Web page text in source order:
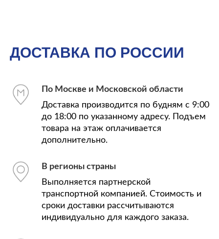
ДОСТАВКА ПО РОССИИ
По Москве и Московской области
Доставка производится по будням с 9:00
до 18:00 по указанному адресу. Подъем
товара на этаж оплачивается
дополнительно.
В регионы страны
Выполняется партнерской
транспортной компанией. Стоимость и
сроки доставки рассчитываются
индивидуально для каждого заказа.